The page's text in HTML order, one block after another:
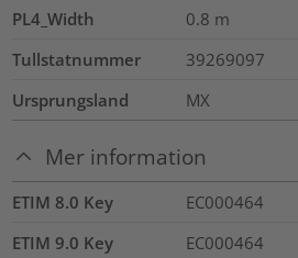
PL4_Width 0.8 m
Tullstatnummer
39269097
Ursprungsland
MX
Mer information
ETIM 8.0 Key
EC000464
ETIM 9.0 Key
EC000464